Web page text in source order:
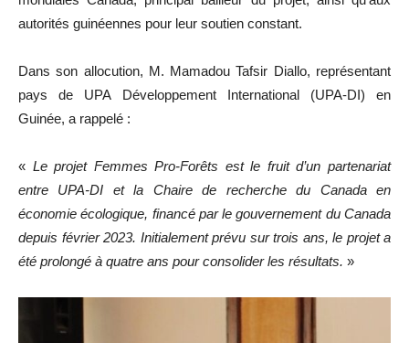
autorités guinéennes pour leur soutien constant.
Dans son allocution, M. Mamadou Tafsir Diallo, représentant
pays de UPA Développement International (UPA-DI) en
Guinée, a rappelé :
« Le projet Femmes Pro-Forêts est le fruit d’un partenariat
entre UPA-DI et la Chaire de recherche du Canada en
économie écologique, financé par le gouvernement du Canada
depuis février 2023. Initialement prévu sur trois ans, le projet a
été prolongé à quatre ans pour consolider les résultats. »